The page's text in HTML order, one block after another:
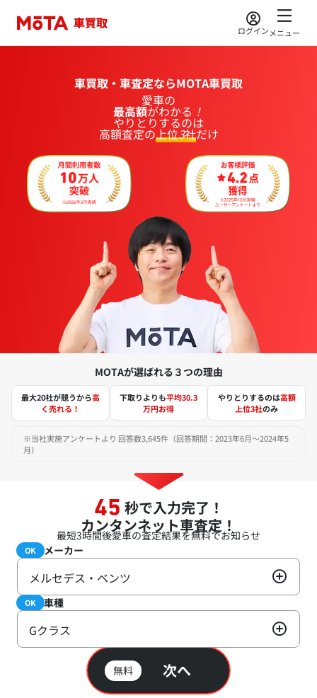
ログインメニュー
車買取・車査定ならMOTA車買取
愛車の
最高額がわかる ！
やりとりするのは
高額査定の上位3社だけ
MOTAが選ばれる３つの理由
最大20社が競うから高
く売れる！
下取りよりも平均30.3
万円お得
やりとりするのは高額
上位3社のみ
※当社実施アンケートより 回答数3,645件（回答期間：2023年6月～2024年5
月）
45 秒で入力完了！
カンタンネット車査定！
最短3時間後愛車の査定結果を無料でお知らせ
メーカー
必須
OK
メルセデス・ベンツ
車種
必須
OK
Gクラス
無料 次へ